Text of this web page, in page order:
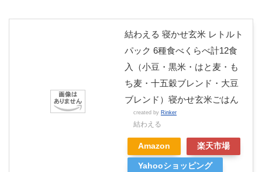
結わえる 寝かせ玄米 レトルト
パック 6種食べくらべ計12食
入（小豆・黒米・はと麦・も
ち麦・十五穀ブレンド・大豆
ブレンド）寝かせ玄米ごはん
created by Rinker
結わえる
Amazon 楽天市場
Yahooショッピング